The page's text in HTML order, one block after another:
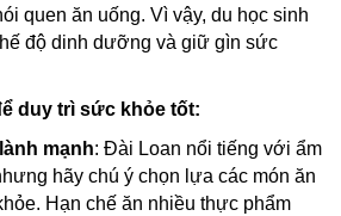
quen ăn uống. Vì vậy, du học sinh
độ dinh dưỡng và giữ gìn sức
duy trì sức khỏe tốt:
mạnh: Đài Loan nổi tiếng với ẩm
hãy chú ý chọn lựa các món ăn
Hạn chế ăn nhiều thực phẩm